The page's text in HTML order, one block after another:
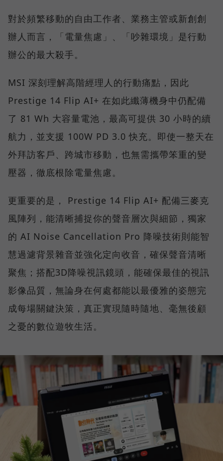
對於頻繁移動的自由工作者、業務主管或新創創
辦人而言，「電量焦慮」、「吵雜環境」是行動
辦公的最大殺手。
MSI 深刻理解高階經理人的行動痛點，因此
Prestige 14 Flip AI+ 在如此纖薄機身中仍配備
了 81 Wh 大容量電池，最高可提供 30 小時的續
航力，並支援 100W PD 3.0 快充。即使一整天在
外拜訪客戶、跨城市移動，也無需攜帶笨重的變
壓器，徹底根除電量焦慮。
更重要的是， Prestige 14 Flip AI+ 配備三麥克
風陣列，能清晰捕捉你的聲音層次與細節，獨家
的 AI Noise Cancellation Pro 降噪技術則能智
慧過濾背景雜音並強化定向收音，確保聲音清晰
聚焦；搭配3D降噪視訊鏡頭，能確保最佳的視訊
影像品質，無論身在何處都能以最優雅的姿態完
成每場關鍵決策，真正實現隨時隨地、毫無後顧
之憂的數位遊牧生活。